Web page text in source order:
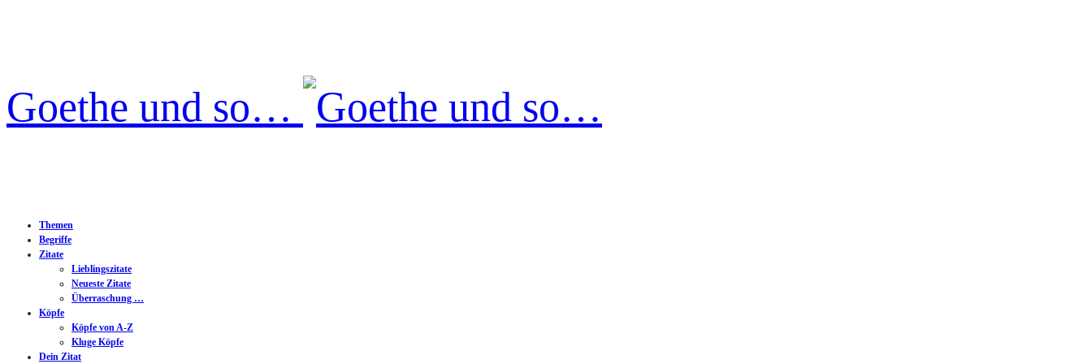
Goethe und so…
Themen
Begriffe
Zitate
Lieblingszitate
Neueste Zitate
Überraschung …
Köpfe
Köpfe von A-Z
Kluge Köpfe
Dein Zitat